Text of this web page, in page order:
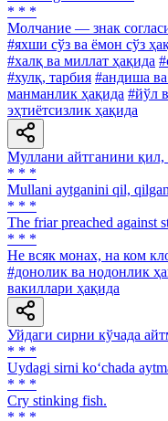
* * *
Молчание — знак
#яхши сўз ва ёмон сўз
#халқ ва миллат ҳақида
#хулқ, тарбия #андиша
манманлик ҳақида #йўл
эҳтиётсизлик ҳақида
Муллани айтганини
* * *
Mullani aytganini qil,
* * *
The friar preached against
* * *
He всяк монах, на ком
#донолик ва нодонлик
вакиллари ҳақида
Уйдаги сирни кўчада
* * *
Uydagi sirni ko‘chada
* * *
Cry stinking fish.
* * *